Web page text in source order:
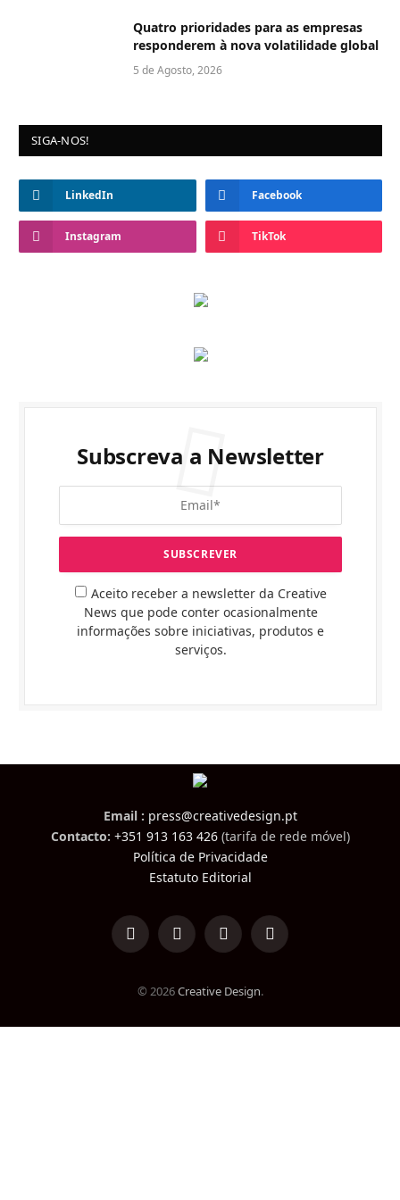
Quatro prioridades para as empresas
responderem à nova volatilidade global
5 de Agosto, 2026
SIGA-NOS!
LinkedIn Facebook
Instagram TikTok
Subscreva a Newsletter
Aceito receber a newsletter da Creative
News que pode conter ocasionalmente
informações sobre iniciativas, produtos e
serviços.
Email : press@creativedesign.pt
Contacto: +351 913 163 426(tarifa de rede móvel)
Política de Privacidade
Estatuto Editorial
LinkedInFacebookInstagramTikTok
© 2026Creative Design.